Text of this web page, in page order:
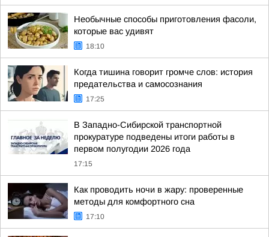
Необычные способы приготовления фасоли,
которые вас удивят
18:10
Когда тишина говорит громче слов: история
предательства и самосознания
17:25
В Западно-Сибирской транспортной
прокуратуре подведены итоги работы в
первом полугодии 2026 года
17:15
Как проводить ночи в жару: проверенные
методы для комфортного сна
17:10